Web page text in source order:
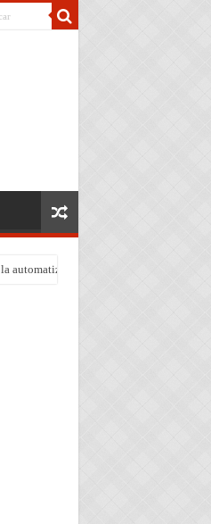
automatización de empleos y la